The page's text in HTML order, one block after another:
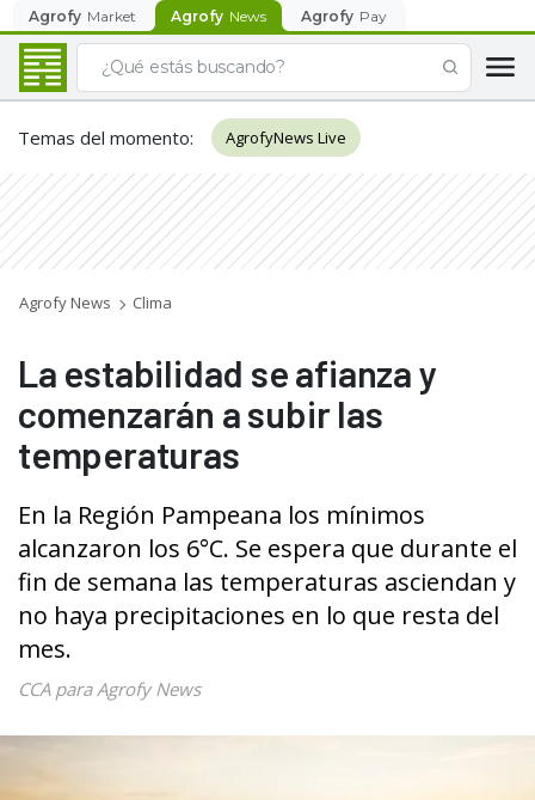
Agrofy Market Agrofy News Agrofy Pay
Temas del momento: AgrofyNews Live
Agrofy News Clima
La estabilidad se afianza y
comenzarán a subir las
temperaturas
En la Región Pampeana los mínimos
alcanzaron los 6°C. Se espera que durante el
fin de semana las temperaturas asciendan y
no haya precipitaciones en lo que resta del
mes.
CCA para Agrofy News